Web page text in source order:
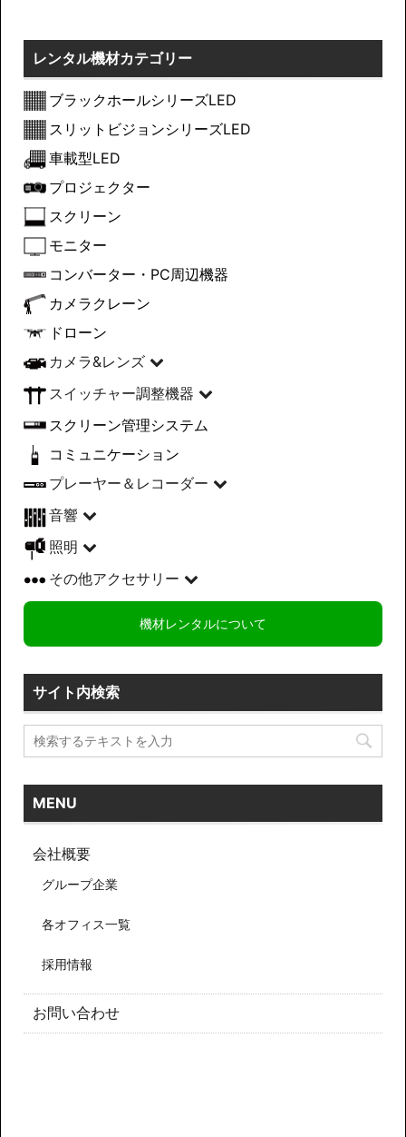
レンタル機材カテゴリー
ブラックホールシリーズLED
スリットビジョンシリーズLED
車載型LED
プロジェクター
スクリーン
モニター
コンバーター・PC周辺機器
カメラクレーン
ドローン
カメラ&レンズ
スイッチャー調整機器
スクリーン管理システム
コミュニケーション
プレーヤー＆レコーダー
音響
照明
その他アクセサリー
機材レンタルについて
サイト内検索
MENU
会社概要
グループ企業
各オフィス一覧
採用情報
お問い合わせ